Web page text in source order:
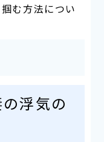
む方法につい
浮気の